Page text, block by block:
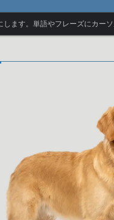
ます。単語やフレーズにカー